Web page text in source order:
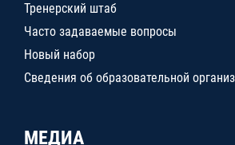
Тренерский штаб
Часто задаваемые вопросы
Новый набор
Сведения об образовательной
МЕДИА